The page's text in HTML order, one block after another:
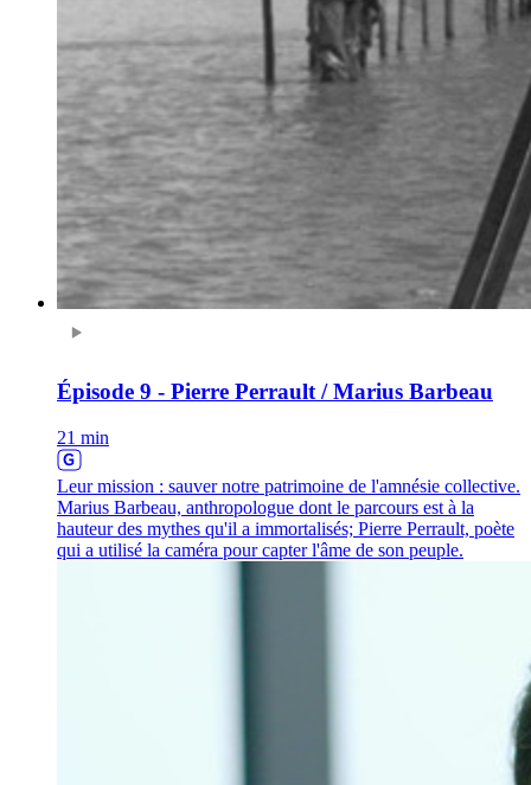
Épisode 9 - Pierre Perrault / Marius Barbeau
21 min
Leur mission : sauver notre patrimoine de l'amnésie collective.
Marius Barbeau, anthropologue dont le parcours est à la
hauteur des mythes qu'il a immortalisés; Pierre Perrault, poète
qui a utilisé la caméra pour capter l'âme de son peuple.